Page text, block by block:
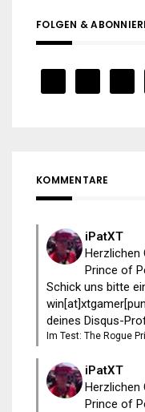
FOLGEN &
KOMMENTARE
iPatXT
Herzlichen
Prince of
Schick uns bitte
deines Disqus-
Im Test: The Rogue
iPatXT
Herzlichen
Prince of